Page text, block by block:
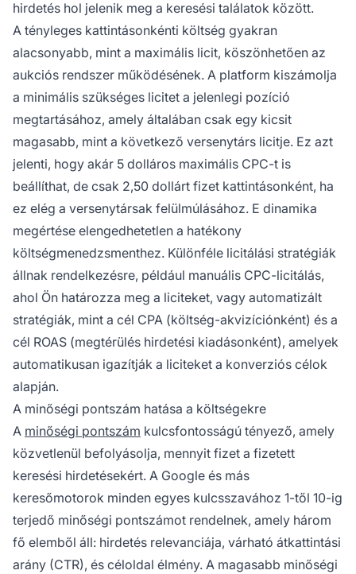
hirdetés hol jelenik meg a keresési találatok között.
A tényleges kattintásonkénti költség gyakran
alacsonyabb, mint a maximális licit, köszönhetően az
aukciós rendszer működésének. A platform kiszámolja
a minimális szükséges licitet a jelenlegi pozíció
megtartásához, amely általában csak egy kicsit
magasabb, mint a következő versenytárs licitje. Ez azt
jelenti, hogy akár 5 dolláros maximális CPC-t is
beállíthat, de csak 2,50 dollárt fizet kattintásonként, ha
ez elég a versenytársak felülmúlásához. E dinamika
megértése elengedhetetlen a hatékony
költségmenedzsmenthez. Különféle licitálási stratégiák
állnak rendelkezésre, például manuális CPC-licitálás,
ahol Ön határozza meg a liciteket, vagy automatizált
stratégiák, mint a cél CPA (költség-akvizíciónként) és a
cél ROAS (megtérülés hirdetési kiadásonként), amelyek
automatikusan igazítják a liciteket a konverziós célok
alapján.
A minőségi pontszám hatása a költségekre
A minőségi pontszám kulcsfontosságú tényező, amely
közvetlenül befolyásolja, mennyit fizet a fizetett
keresési hirdetésekért. A Google és más
keresőmotorok minden egyes kulcsszavához 1-től 10-ig
terjedő minőségi pontszámot rendelnek, amely három
fő elemből áll: hirdetés relevanciája, várható átkattintási
arány (CTR), és céloldal élmény. A magasabb minőségi